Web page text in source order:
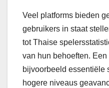
Veel platforms bieden
gebruikers in staat
tot Thaise
van hun behoeften.
bijvoorbeeld essentiële
hogere niveaus